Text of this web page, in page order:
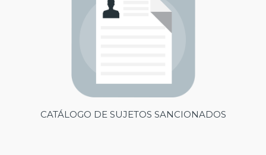
CATÁLOGO DE SUJETOS SANCIONADOS